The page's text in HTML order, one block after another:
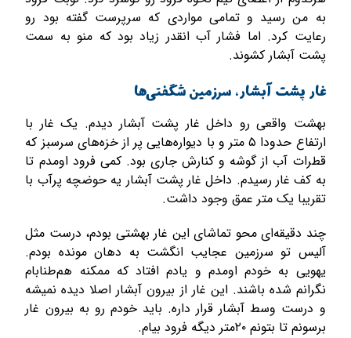
به من رسید و تمامی مواردی که سرپرست گفته بود رو
رعایت کرد. اما فشار آب انقدر زیاد بود که منو به سمت
پشت آبشار کشوند.
غار پشت آبشار، سرزمین شگفتی‌ها
بهشت واقعی رو داخل غار پشت آبشار دیدم. یک غار با
ارتفاع حدودا ۵ متر و با دیواره‌هایی پر از خزه‌های سرسبز که
قطرات آب از گوشه و کنارش جاری بود. کمی فرود اومدم تا
به کف غار رسیدم. داخل غار پشت آبشار یه حوضچه پرآب با
تقریبا یک متر عمق وجود داشت.
چند دقیقه‌ای محو تماشای این غار بهشتی بودم، درست مثل
آلیس تو سرزمین عجایب انگشت به دهان مونده بودم.
یهویی به خودم اومدم و یادم افتاد که ممکنه هم‌طنابام
نگرانم شده باشند. این غار از بیرون آبشار اصلا دیده نمیشه
و درست وسط آبشار قرار داره. باید خودم رو به بیرون غار
برسونم تا بتونم ۲۰متر دیگه فرود بیام.